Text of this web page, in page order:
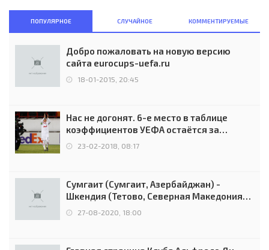
ПОПУЛЯРНОЕ СЛУЧАЙНОЕ КОММЕНТИРУЕМЫЕ
Добро пожаловать на новую версию
сайта eurocups-uefa.ru
18-01-2015, 20:45
Нас не догонят. 6-е место в таблице
коэффициентов УЕФА остаётся за
Россией
23-02-2018, 08:17
Сумгаит (Сумгаит, Азербайджан) -
Шкендия (Тетово, Северная Македония) -
0:2 (0:0)
27-08-2020, 18:00